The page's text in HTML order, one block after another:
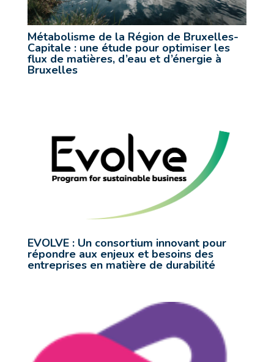
Métabolisme de la Région de Bruxelles-
Capitale : une étude pour optimiser les
flux de matières, d’eau et d’énergie à
Bruxelles
EVOLVE : Un consortium innovant pour
répondre aux enjeux et besoins des
entreprises en matière de durabilité